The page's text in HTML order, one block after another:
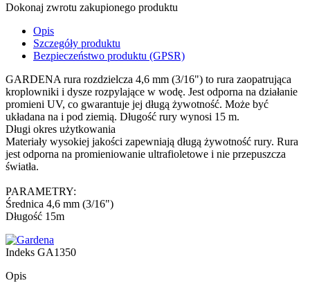
Dokonaj zwrotu zakupionego produktu
Opis
Szczegóły produktu
Bezpieczeństwo produktu (GPSR)
GARDENA rura rozdzielcza 4,6 mm (3/16") to rura zaopatrująca
kroplowniki i dysze rozpylające w wodę. Jest odporna na działanie
promieni UV, co gwarantuje jej długą żywotność. Może być
układana na i pod ziemią. Długość rury wynosi 15 m.
Długi okres użytkowania
Materiały wysokiej jakości zapewniają długą żywotność rury. Rura
jest odporna na promieniowanie ultrafioletowe i nie przepuszcza
światła.
PARAMETRY:
Średnica 4,6 mm (3/16")
Długość 15m
Indeks GA1350
Opis